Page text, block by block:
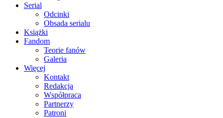
Serial
Odcinki
Obsada serialu
Książki
Fandom
Teorie fanów
Galeria
Więcej
Kontakt
Redakcja
Współpraca
Partnerzy
Patroni